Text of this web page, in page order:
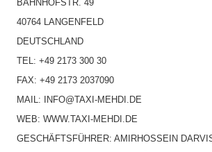
BAHNHOFSTR. 49
40764 LANGENFELD
DEUTSCHLAND
TEL: +49 2173 300 30
FAX: +49 2173 2037090
MAIL: INFO@TAXI-MEHDI.DE
WEB: WWW.TAXI-MEHDI.DE
GESCHÄFTSFÜHRER: AMIRHOSSEIN